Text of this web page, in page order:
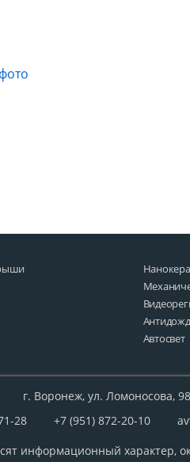
Автосвет
г. Воронеж, ул. Ломоносова,
28
+7 (951) 872-20-10
информационный характер,